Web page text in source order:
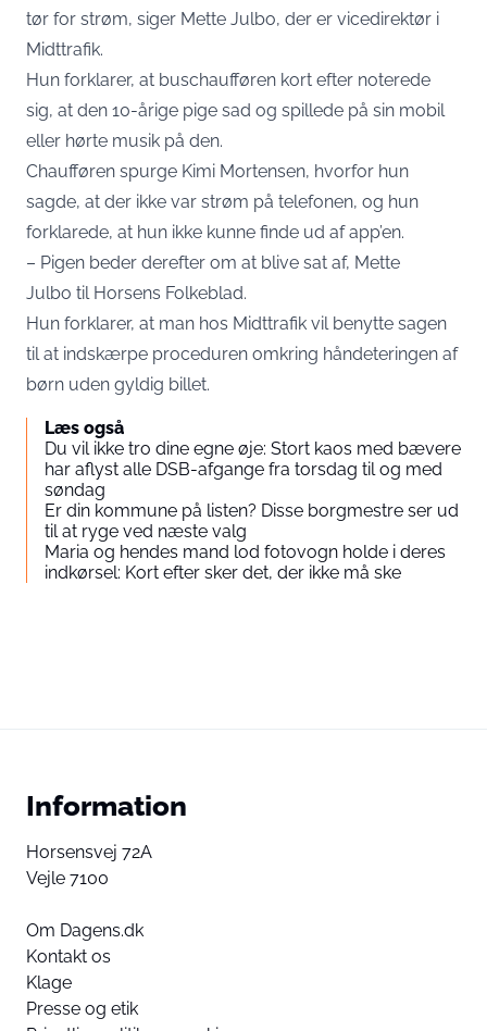
tør for strøm, siger Mette Julbo, der er vicedirektør i
Midttrafik.
Hun forklarer, at buschaufføren kort efter noterede
sig, at den 10-årige pige sad og spillede på sin mobil
eller hørte musik på den.
Chaufføren spurge Kimi Mortensen, hvorfor hun
sagde, at der ikke var strøm på telefonen, og hun
forklarede, at hun ikke kunne finde ud af app’en.
– Pigen beder derefter om at blive sat af, Mette
Julbo til Horsens Folkeblad.
Hun forklarer, at man hos Midttrafik vil benytte sagen
til at indskærpe proceduren omkring håndeteringen af
børn uden gyldig billet.
Læs også
Du vil ikke tro dine egne øje: Stort kaos med bævere
har aflyst alle DSB-afgange fra torsdag til og med
søndag
Er din kommune på listen? Disse borgmestre ser ud
til at ryge ved næste valg
Maria og hendes mand lod fotovogn holde i deres
indkørsel: Kort efter sker det, der ikke må ske
Information
Horsensvej 72A
Vejle 7100
Om Dagens.dk
Kontakt os
Klage
Presse og etik